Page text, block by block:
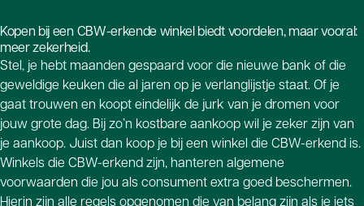
Kopen bij een CBW-erkende winkel biedt voordelen, maar vooral:
meer zekerheid.
Stel, je hebt maanden gespaard voor die nieuwe bank of die
geweldige keuken die al jaren op je verlanglijstje staat. Of je
gaat trouwen en koopt eindelijk de jurk van je dromen voor
jouw grote dag. Bij zo’n kostbare aankoop wil je zeker zijn van
je aankoop. Juist dan koop je bij een winkel die CBW-erkend is.
Winkels die CBW-erkend zijn, hanteren algemene
voorwaarden die jou als consument extra goed beschermen.
Hierin zijn alle regels opgenomen die van belang zijn als je iets